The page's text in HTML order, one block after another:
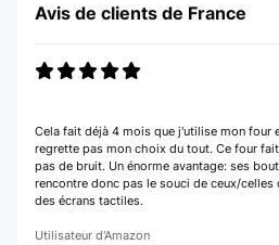
Avis de clients de France
Cela fait déjà 4 mois que j'utilise mon four
regrette pas mon choix du tout. Ce four
pas de bruit. Un énorme avantage: ses
rencontre donc pas le souci de ceux/
des écrans tactiles.
Utilisateur d'Amazon